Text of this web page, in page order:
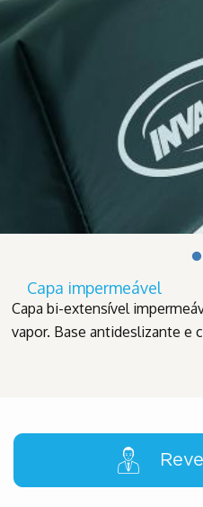
Capa impermeável
Capa bi-extensível
vapor. Base antideslizante e